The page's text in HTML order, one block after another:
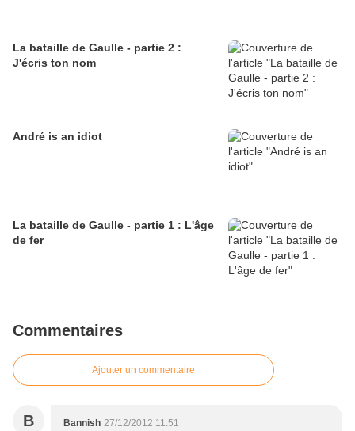
La bataille de Gaulle - partie 2 :
J'écris ton nom
André is an idiot
La bataille de Gaulle - partie 1 : L'âge
de fer
Commentaires
Ajouter un commentaire
B Bannish 27/12/2012 11:51